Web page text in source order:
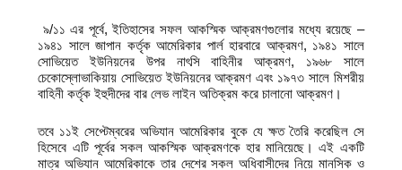
৯/১১ এর পূর্বে, ইতিহাসের সফল আকস্মিক আক্রমণগুলোর মধ্যে রয়েছে –
১৯৪১ সালে জাপান কর্তৃক আমেরিকার পার্ল হারবারে আক্রমণ, ১৯৪১ সালে
সোভিয়েত ইউনিয়নের উপর নাৎসি বাহিনীর আক্রমণ, ১৯৬৮ সালে
চেকোস্লোভাকিয়ায় সোভিয়েত ইউনিয়নের আক্রমণ এবং ১৯৭৩ সালে মিশরীয়
বাহিনী কর্তৃক ইহুদীদের বার লেভ লাইন অতিক্রম করে চালানো আক্রমণ।
তবে ১১ই সেপ্টেম্বরের অভিযান আমেরিকার বুকে যে ক্ষত তৈরি করেছিল সে
হিসেবে এটি পূর্বের সকল আকস্মিক আক্রমণকে হার মানিয়েছে। এই একটি
মাত্র অভিযান আমেরিকাকে তার দেশের সকল অধিবাসীদের নিয়ে মানসিক ও